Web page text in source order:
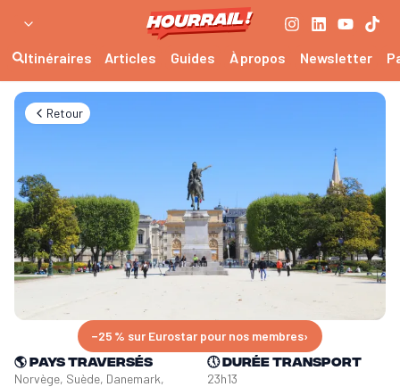
Itinéraires Articles Guides À propos Newsletter
Retour
−25 % sur Eurostar pour nos membres›
🌎Pays traversés
Norvège, Suède, Danemark,
🕔Durée transport
23h13